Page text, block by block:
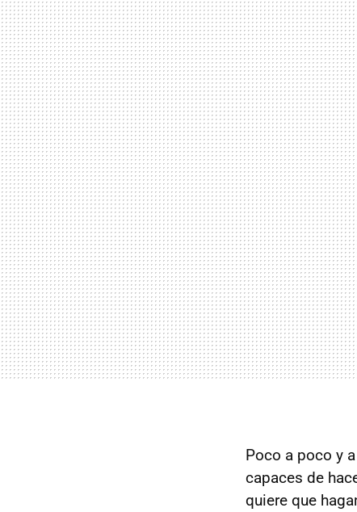
Poco a poco y
capaces de
quiere que